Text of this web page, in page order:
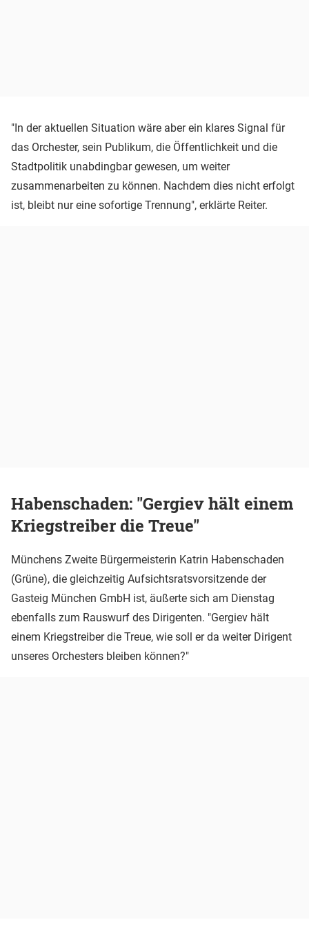
"In der aktuellen Situation wäre aber ein klares Signal für
das Orchester, sein Publikum, die Öffentlichkeit und die
Stadtpolitik unabdingbar gewesen, um weiter
zusammenarbeiten zu können. Nachdem dies nicht erfolgt
ist, bleibt nur eine sofortige Trennung", erklärte Reiter.
Habenschaden: "Gergiev hält einem
Kriegstreiber die Treue"
Münchens Zweite Bürgermeisterin Katrin Habenschaden
(Grüne), die gleichzeitig Aufsichtsratsvorsitzende der
Gasteig München GmbH ist, äußerte sich am Dienstag
ebenfalls zum Rauswurf des Dirigenten. "Gergiev hält
einem Kriegstreiber die Treue, wie soll er da weiter Dirigent
unseres Orchesters bleiben können?"